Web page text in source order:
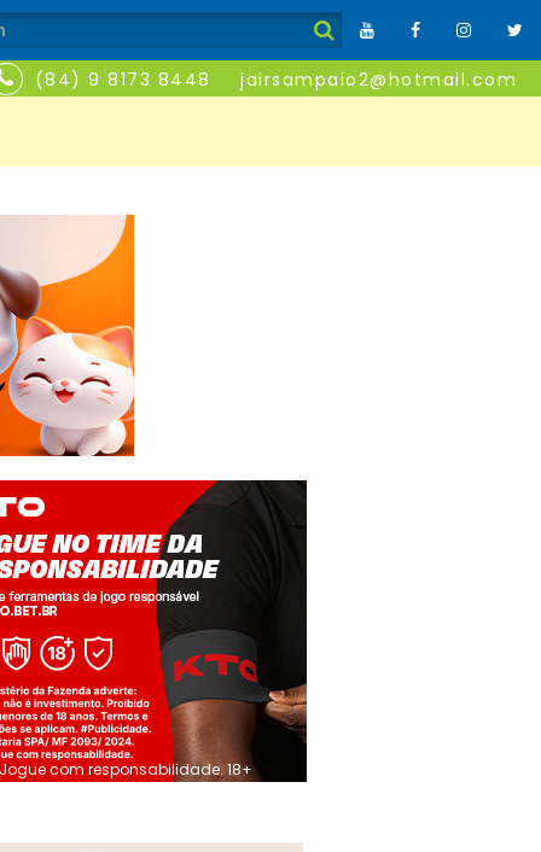
(84) 9 8173 8448 jairsampaio2@hotmail.com
Jogue com responsabilidade. 18+